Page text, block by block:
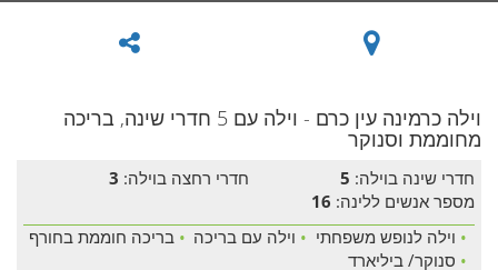
וילה כרמינה עין כרם - וילה עם 5 חדרי שינה, בריכה
מחוממת וסנוקר
חדרי שינה בוילה: 5 חדרי רחצה בוילה: 3
מספר אנשים ללינה: 16
• וילה לנופש משפחתי • וילה עם בריכה • בריכה חוממת בחורף
• סנוקר/ ביליארד